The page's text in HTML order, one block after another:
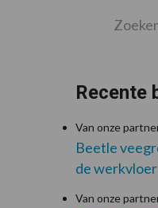
Recente
Van onze
Beetle
de werkvloer
Van onze